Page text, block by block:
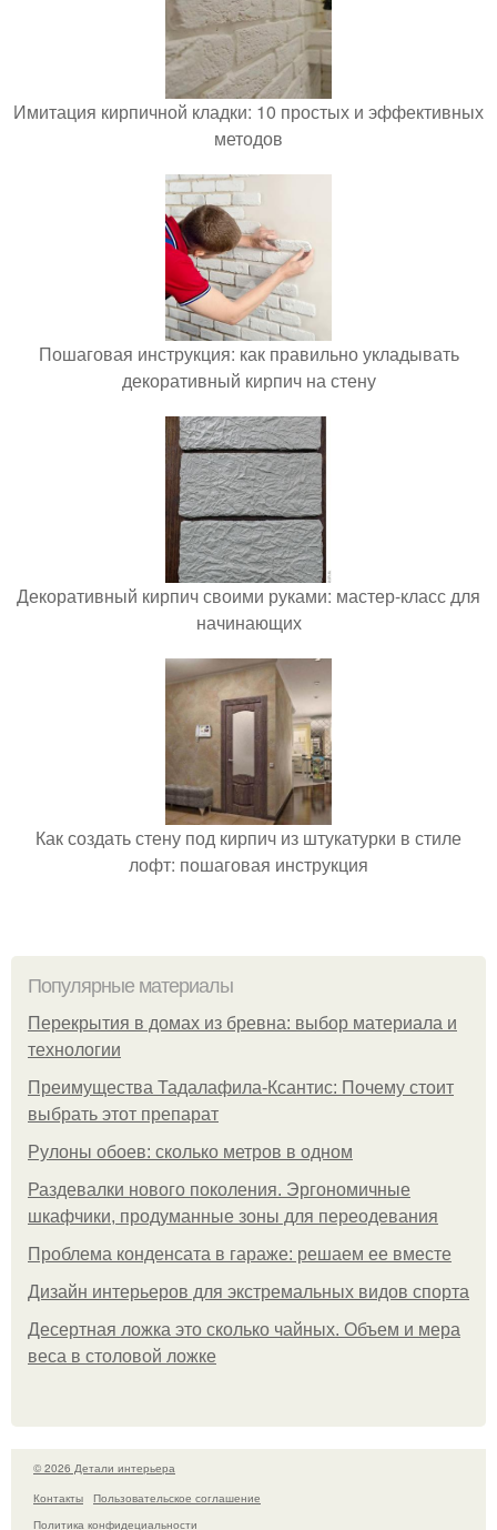
Имитация кирпичной кладки: 10 простых и эффективных
методов
Пошаговая инструкция: как правильно укладывать
декоративный кирпич на стену
Декоративный кирпич своими руками: мастер-класс для
начинающих
Как создать стену под кирпич из штукатурки в стиле
лофт: пошаговая инструкция
Популярные материалы
Перекрытия в домах из бревна: выбор материала и
технологии
Преимущества Тадалафила-Ксантис: Почему стоит
выбрать этот препарат
Рулоны обоев: сколько метров в одном
Раздевалки нового поколения. Эргономичные
шкафчики, продуманные зоны для переодевания
Проблема конденсата в гараже: решаем ее вместе
Дизайн интерьеров для экстремальных видов спорта
Десертная ложка это сколько чайных. Объем и мера
веса в столовой ложке
© 2026 Детали интерьера
Контакты
Пользовательское соглашение
Политика конфидециальности